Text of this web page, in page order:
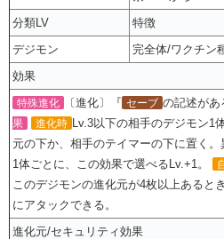
分類LV
特徴
デジモン
完全体/ワクチン
効果
特殊進化 〔進化〕『 セーブ の記述があ
果
進化時
Lv.3以下の相手のデジモン
元の下か、相手のテイマーの下に置く
1体ごとに、この効果で選べるLv.+1。
このデジモンの進化元が4枚以上あると
にアタックできる。
進化元/セキュリティ効果